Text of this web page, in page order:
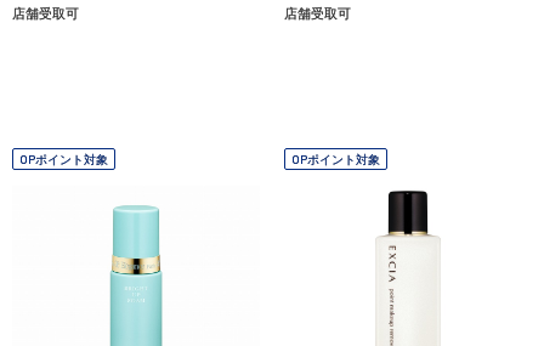
店舗受取可 店舗受取可
OPポイント対象 OPポイント対象